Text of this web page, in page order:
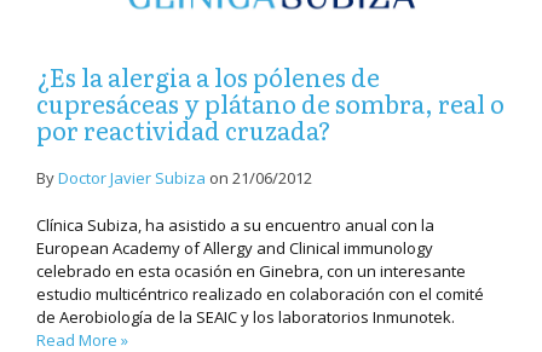
¿Es la alergia a los pólenes de
cupresáceas y plátano de sombra, real o
por reactividad cruzada?
ByDoctor Javier Subiza on 21/06/2012
Clínica Subiza, ha asistido a su encuentro anual con la
European Academy of Allergy and Clinical immunology
celebrado en esta ocasión en Ginebra, con un interesante
estudio multicéntrico realizado en colaboración con el comité
de Aerobiología de la SEAIC y los laboratorios Inmunotek.
Read More »